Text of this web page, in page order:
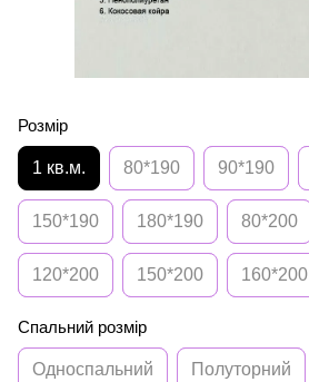
Розмір
1 кв.м. 80*190 90*190
150*190 180*190 80*200
120*200 150*200 160*200
Спальний розмір
Односпальний Полуторний